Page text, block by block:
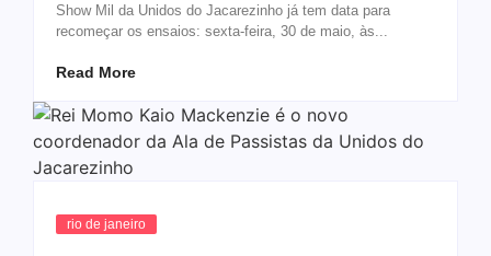
Show Mil da Unidos do Jacarezinho já tem data para
recomeçar os ensaios: sexta-feira, 30 de maio, às...
Read More
rio de janeiro